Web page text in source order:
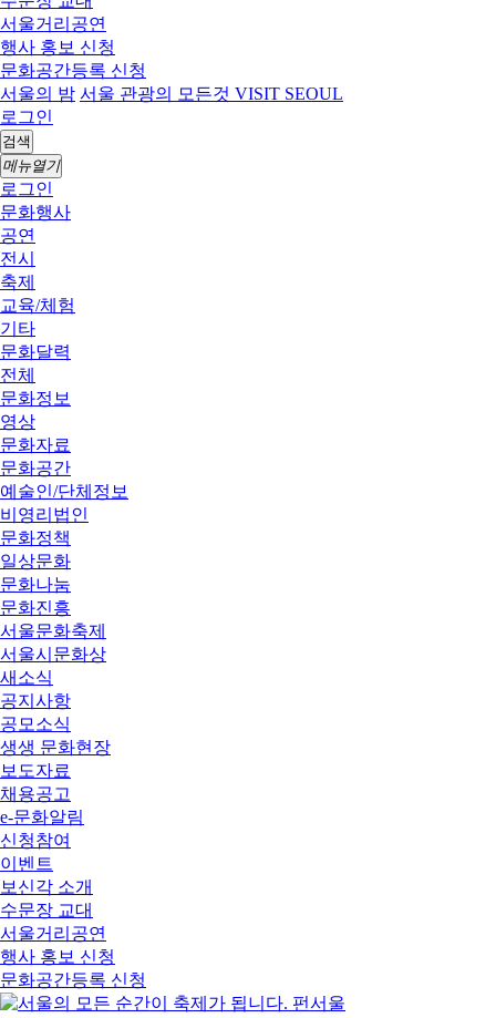
서울거리공연
행사 홍보 신청
문화공간등록 신청
서울의 밤 서울 관광의 모든것 VISIT SEOUL
로그인
검색
메뉴열기
로그인
문화행사
공연
전시
축제
교육/체험
기타
문화달력
전체
문화정보
영상
문화자료
문화공간
예술인/단체정보
비영리법인
문화정책
일상문화
문화나눔
문화진흥
서울문화축제
서울시문화상
새소식
공지사항
공모소식
생생 문화현장
보도자료
채용공고
e-문화알림
신청참여
이벤트
보신각 소개
수문장 교대
서울거리공연
행사 홍보 신청
문화공간등록 신청